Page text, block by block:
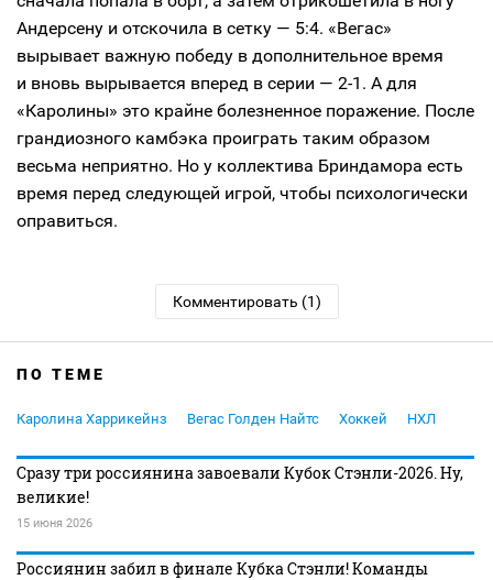
Андерсену и отскочила в сетку — 5:4. «Вегас»
вырывает важную победу в дополнительное время
и вновь вырывается вперед в серии — 2-1. А для
«Каролины» это крайне болезненное поражение. После
грандиозного камбэка проиграть таким образом
весьма неприятно. Но у коллектива Бриндамора есть
время перед следующей игрой, чтобы психологически
оправиться.
Комментировать (1)
ПО ТЕМЕ
Каролина Харрикейнз Вегас Голден Найтс Хоккей НХЛ
Сразу три россиянина завоевали Кубок Стэнли-2026. Ну,
великие!
15 июня 2026
Россиянин забил в финале Кубка Стэнли! Команды